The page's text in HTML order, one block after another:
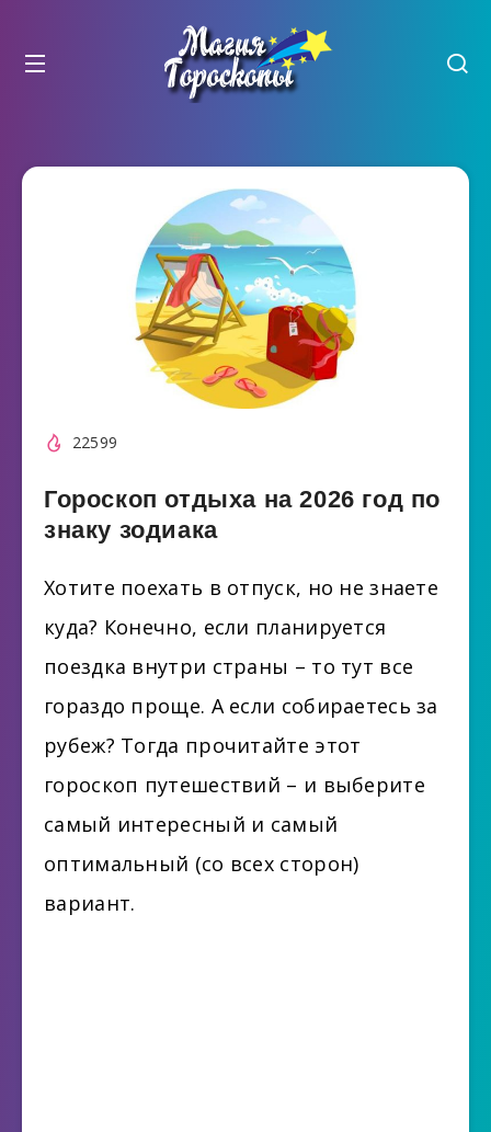
22599
Гороскоп отдыха на 2026 год по
знаку зодиака
Хотите поехать в отпуск, но не знаете
куда? Конечно, если планируется
поездка внутри страны – то тут все
гораздо проще. А если собираетесь за
рубеж? Тогда прочитайте этот
гороскоп путешествий – и выберите
самый интересный и самый
оптимальный (со всех сторон)
вариант.